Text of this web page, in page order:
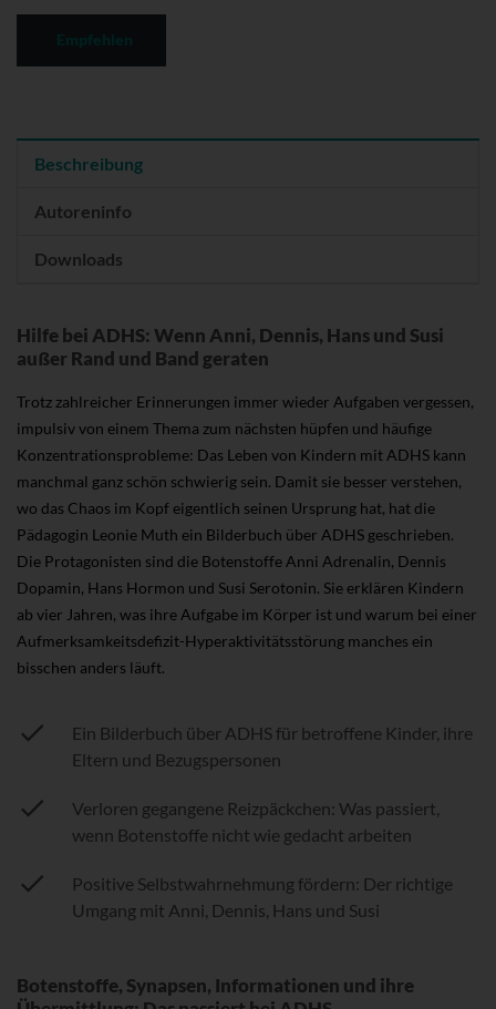
Beschreibung
Autoreninfo
Downloads
Hilfe bei ADHS: Wenn Anni, Dennis, Hans und Susi
außer Rand und Band geraten
Trotz zahlreicher Erinnerungen immer wieder Aufgaben vergessen,
impulsiv von einem Thema zum nächsten hüpfen und häufige
Konzentrationsprobleme: Das Leben von Kindern mit ADHS kann
manchmal ganz schön schwierig sein. Damit sie besser verstehen,
wo das Chaos im Kopf eigentlich seinen Ursprung hat, hat die
Pädagogin Leonie Muth ein Bilderbuch über ADHS geschrieben.
Die Protagonisten sind die Botenstoffe Anni Adrenalin, Dennis
Dopamin, Hans Hormon und Susi Serotonin. Sie erklären Kindern
ab vier Jahren, was ihre Aufgabe im Körper ist und warum bei einer
Aufmerksamkeitsdefizit-Hyperaktivitätsstörung manches ein
bisschen anders läuft.
Ein Bilderbuch über ADHS für betroffene Kinder, ihre
Eltern und Bezugspersonen
Verloren gegangene Reizpäckchen: Was passiert,
wenn Botenstoffe nicht wie gedacht arbeiten
Positive Selbstwahrnehmung fördern: Der richtige
Umgang mit Anni, Dennis, Hans und Susi
Botenstoffe, Synapsen, Informationen und ihre